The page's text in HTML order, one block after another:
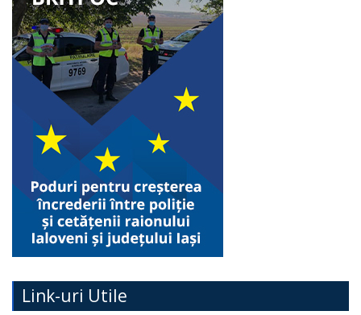
Link-uri Utile